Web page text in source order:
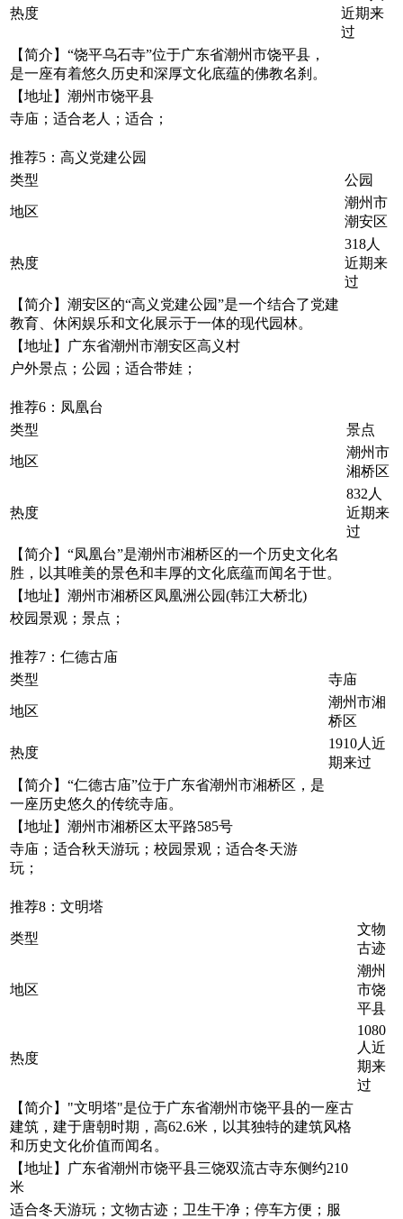
热度
近期来
过
【简介】“饶平乌石寺”位于广东省潮州市饶平县，
是一座有着悠久历史和深厚文化底蕴的佛教名刹。
【地址】潮州市饶平县
寺庙；适合老人；适合；
推荐5：高义党建公园
类型
公园
地区
潮州市
潮安区
热度
318人
近期来
过
【简介】潮安区的“高义党建公园”是一个结合了党建
教育、休闲娱乐和文化展示于一体的现代园林。
【地址】广东省潮州市潮安区高义村
户外景点；公园；适合带娃；
推荐6：凤凰台
类型
景点
地区
潮州市
湘桥区
热度
832人
近期来
过
【简介】“凤凰台”是潮州市湘桥区的一个历史文化名
胜，以其唯美的景色和丰厚的文化底蕴而闻名于世。
【地址】潮州市湘桥区凤凰洲公园(韩江大桥北)
校园景观；景点；
推荐7：仁德古庙
类型
寺庙
地区
潮州市湘
桥区
热度
1910人近
期来过
【简介】“仁德古庙”位于广东省潮州市湘桥区，是
一座历史悠久的传统寺庙。
【地址】潮州市湘桥区太平路585号
寺庙；适合秋天游玩；校园景观；适合冬天游
玩；
推荐8：文明塔
类型
文物
古迹
地区
潮州
市饶
平县
热度
1080
人近
期来
过
【简介】"文明塔"是位于广东省潮州市饶平县的一座古
建筑，建于唐朝时期，高62.6米，以其独特的建筑风格
和历史文化价值而闻名。
【地址】广东省潮州市饶平县三饶双流古寺东侧约210
米
适合冬天游玩；文物古迹；卫生干净；停车方便；服